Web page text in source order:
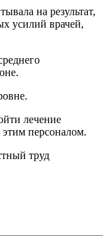
на результат,
усилий врачей,
лечение
персоналом.
труд